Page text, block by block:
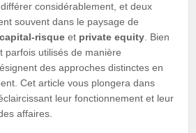
considérablement, et deux
souvent dans le paysage de
capital-risque et private equity . Bien
parfois utilisés de manière
des approches distinctes en
Cet article vous plongera dans
leur fonctionnement et leur
affaires.